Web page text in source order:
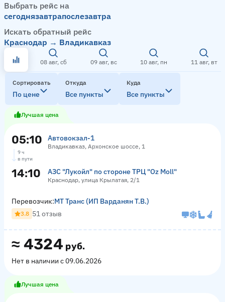
Выбрать рейс на
сегоднязавтрапослезавтра
Искать обратный рейс
Краснодар → Владикавказ
08 авг, сб 09 авг, вс 10 авг, пн 11 авг, вт
Сортировать
По цене
Откуда
Все пункты
Куда
Все пункты
Лучшая цена
05:10 Автовокзал-1
Владикавказ, Архонское шоссе, 1
9 ч
в пути
14:10 АЗС "Лукойл" по стороне ТРЦ "Оz Moll"
Краснодар, улица Крылатая, 2/1
≈ 4324 руб.
Нет в наличии с 09.06.2026
Перевозчик:МТ Транс (ИП Варданян Т.В.)
3.8 51 отзыв
Лучшая цена